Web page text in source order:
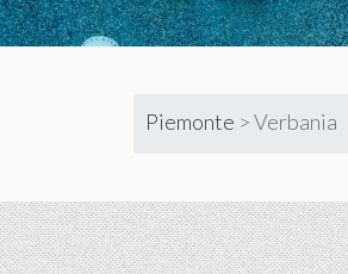
Piemonte >Verbania